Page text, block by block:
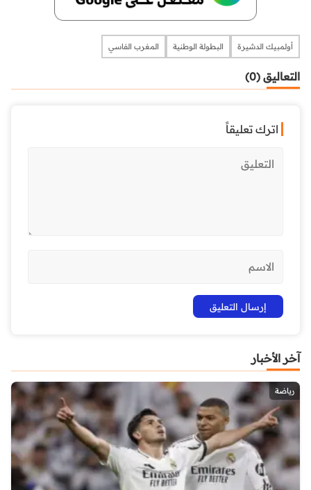
أولمبيك الدشيرة البطولة الوطنية المغرب الفاسي
التعاليق (0)
اترك تعليقاً
آخر الأخبار
رياضة